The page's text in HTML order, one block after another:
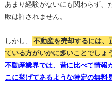
あまり経験がないにも関わらず、
敗は許されません。
しかし、
不動産を売却するには、
ている方がいかに多いことでしょ
不動産業界では、昔に比べて情報
こに挙げてあるような特定の無料